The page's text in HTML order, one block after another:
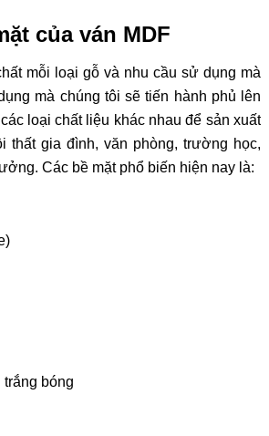
của ván MDF
mỗi loại gỗ và nhu cầu sử dụng mà
mà chúng tôi sẽ tiến hành phủ lên
loại chất liệu khác nhau để sản xuất
thất gia đình, văn phòng, trường học,
Các bề mặt phổ biến hiện nay là:
trắng bóng